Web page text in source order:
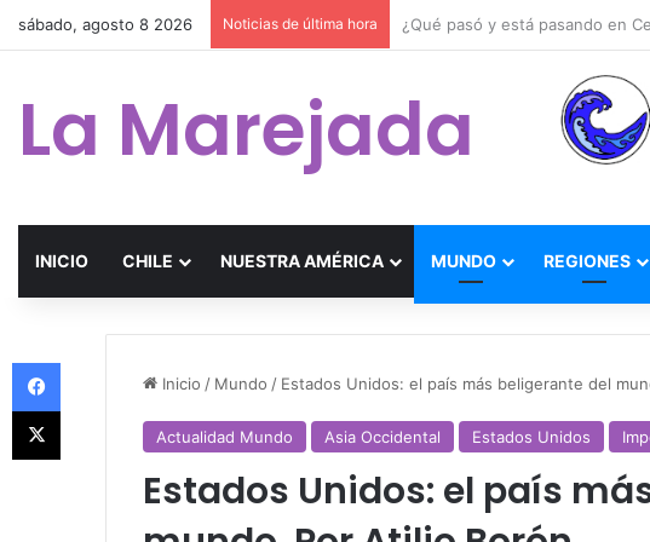
sábado, agosto 8 2026 Noticias de última hora
La Marejada
INICIO CHILE NUESTRA AMÉRICA MUNDO REGIONES
Inicio / Mundo / Estados Unidos: el país más beligerante del
Actualidad Mundo Asia Occidental Estados Unidos
Estados Unidos: el país
Facebook
X